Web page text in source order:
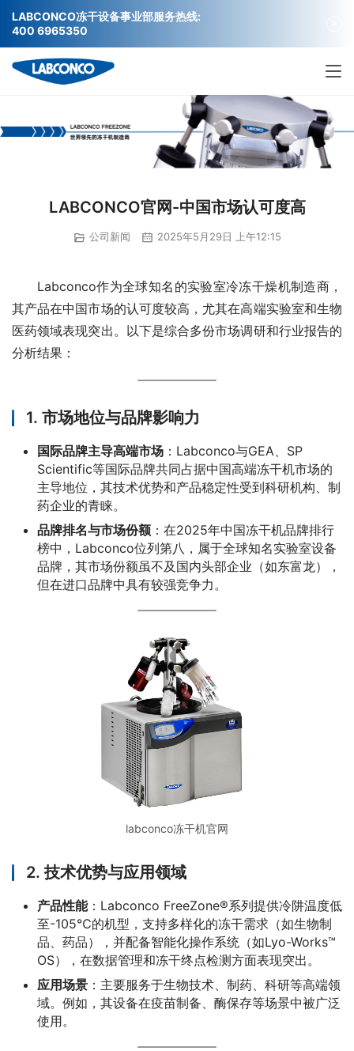
LABCONCO官网-中国市场认可度高
公司新闻 2025年5月29日 上午12:15
Labconco作为全球知名的实验室冷冻干燥机制造商，
其产品在中国市场的认可度较高，尤其在高端实验室和生物
医药领域表现突出。以下是综合多份市场调研和行业报告的
分析结果：
1. 市场地位与品牌影响力
国际品牌主导高端市场 ：Labconco与GEA、SP
Scientific等国际品牌共同占据中国高端冻干机市场的
主导地位，其技术优势和产品稳定性受到科研机构、制
药企业的青睐。
品牌排名与市场份额 ：在2025年中国冻干机品牌排行
榜中，Labconco位列第八，属于全球知名实验室设备
品牌，其市场份额虽不及国内头部企业（如东富龙），
但在进口品牌中具有较强竞争力。
labconco冻干机官网
2. 技术优势与应用领域
产品性能：Labconco FreeZone®系列提供冷阱温度低
至-105℃的机型，支持多样化的冻干需求（如生物制
品、药品），并配备智能化操作系统（如Lyo-Works™
OS），在数据管理和冻干终点检测方面表现突出。
应用场景 ：主要服务于生物技术、制药、科研等高端领
域。例如，其设备在疫苗制备、酶保存等场景中被广泛
使用。
LABCONCO冻干设备事业部服务热线:
400 6965350